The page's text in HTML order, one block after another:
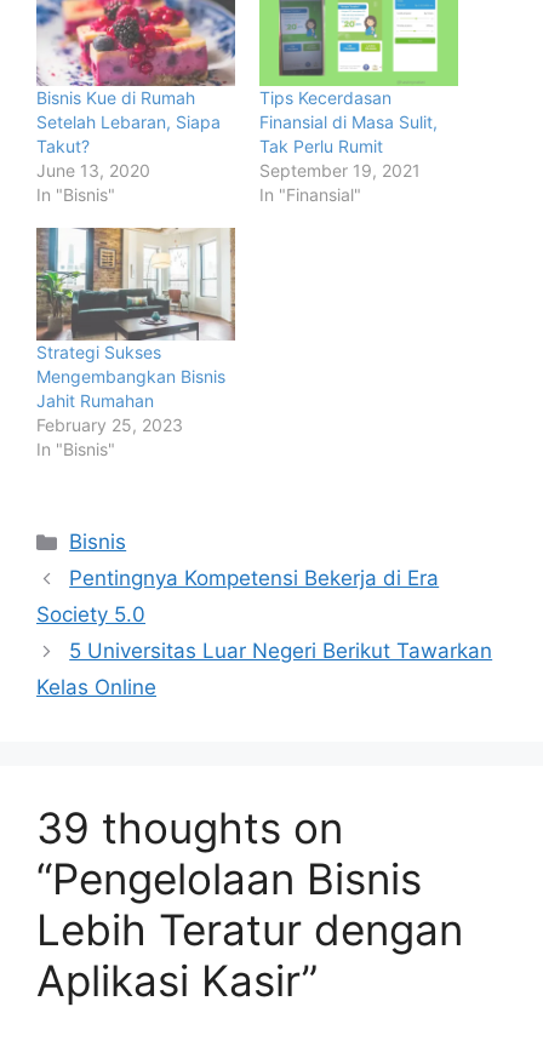
Bisnis Kue di Rumah
Setelah Lebaran, Siapa
Takut?
June 13, 2020
In "Bisnis"
Tips Kecerdasan
Finansial di Masa Sulit,
Tak Perlu Rumit
September 19, 2021
In "Finansial"
Strategi Sukses
Mengembangkan Bisnis
Jahit Rumahan
February 25, 2023
In "Bisnis"
Categories
Bisnis
Pentingnya Kompetensi Bekerja di Era
Society 5.0
5 Universitas Luar Negeri Berikut Tawarkan
Kelas Online
39 thoughts on
“Pengelolaan Bisnis
Lebih Teratur dengan
Aplikasi Kasir”